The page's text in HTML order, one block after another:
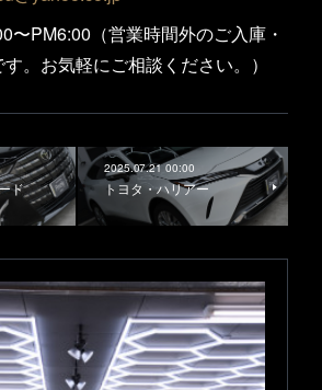
PM6:00（営業時間外のご入庫・
。お気軽にご相談ください。）
ド
2025.07.21 00:00
トヨタ・ハリアー